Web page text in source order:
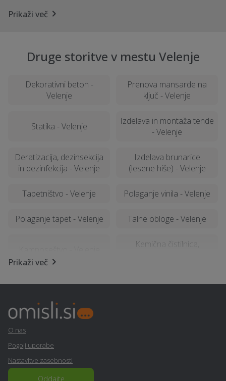
Prikaži več
Druge storitve v mestu Velenje
Dekorativni beton -
Velenje
Prenova mansarde na
ključ - Velenje
Statika - Velenje
Izdelava in montaža tende
- Velenje
Deratizacija, dezinsekcija
in dezinfekcija - Velenje
Izdelava brunarice
(lesene hiše) - Velenje
Tapetništvo - Velenje Polaganje vinila - Velenje
Polaganje tapet - Velenje Talne obloge - Velenje
Kemična čistilnica,
Prevoz vozil - Velenje
Najem tiskalnika - Velenje
Svetovanje in
Prikaži več
O nas
Pogoji uporabe
Nastavitve zasebnosti
Oddajte